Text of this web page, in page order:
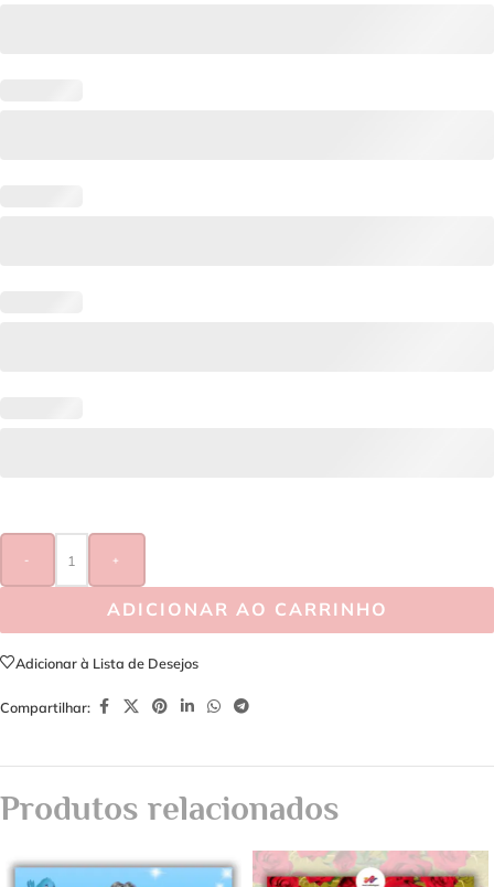
- +
ADICIONAR AO CARRINHO
Adicionar à Lista de Desejos
Compartilhar:
Produtos relacionados